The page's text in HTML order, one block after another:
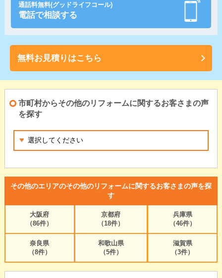
通話料無料(グッドライフコール)
電話で相談する
無料お見積りはこちら
市町村からその他のリフォームに関するお客さまの声
を探す
その他のエリアのその他のリフォームに関するお客さまの声を探
す
大阪府
（86件）
京都府
（18件）
兵庫県
（46件）
奈良県
（8件）
和歌山県
（5件）
滋賀県
（3件）